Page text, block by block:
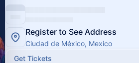
Register to See Address
Ciudad de México, Mexico
Get Tickets